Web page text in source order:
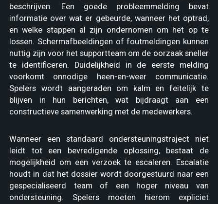
beschrijven. Een goede probleemmelding bevat
informatie over wat er gebeurde, wanneer het optrad,
en welke stappen al zijn ondernomen om het op te
lossen. Schermafbeeldingen of foutmeldingen kunnen
nuttig zijn voor het supportteam om de oorzaak sneller
te identificeren. Duidelijkheid in de eerste melding
voorkomt onnodige heen-en-weer communicatie.
Spelers wordt aangeraden om kalm en feitelijk te
blijven in hun berichten, wat bijdraagt aan een
constructieve samenwerking met de medewerkers.
Wanneer een standaard ondersteuningstraject niet
leidt tot een bevredigende oplossing, bestaat de
mogelijkheid om een verzoek te escaleren. Escalatie
houdt in dat het dossier wordt doorgestuurd naar een
gespecialiseerd team of een hoger niveau van
ondersteuning. Spelers moeten hierom expliciet